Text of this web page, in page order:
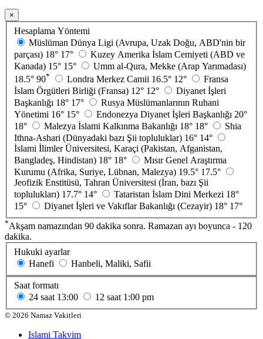
×
Hesaplama Yöntemi
Müslüman Dünya Ligi (Avrupa, Uzak Doğu, ABD'nin bir
parçası) 18° 17°
Kuzey Amerika İslam Cemiyeti (ABD ve
Kanada) 15° 15°
Umm al-Qura, Mekke (Arap Yarımadası)
18.5° 90* Londra Merkez Camii 16.5° 12°
Fransa
İslam Örgütleri Birliği (Fransa) 12° 12°
Diyanet İşleri
Başkanlığı 18° 17°
Rusya Müslümanlarının Ruhani
Yönetimi 16° 15° Endonezya Diyanet İşleri Başkanlığı 20°
18°
Malezya İslami Kalkınma Bakanlığı 18° 18°
Shia
Ithna-Ashari (Dünyadaki bazı Şii topluluklar) 16° 14°
İslami İlimler Üniversitesi, Karaçi (Pakistan, Afganistan,
Bangladeş, Hindistan) 18° 18°
Mısır Genel Araştırma
Kurumu (Afrika, Suriye, Lübnan, Malezya) 19.5° 17.5°
Jeofizik Enstitüsü, Tahran Üniversitesi (İran, bazı Şii
toplulukları) 17.7° 14° Tataristan İslam Dini Merkezi 18°
15°
Diyanet İşleri ve Vakıflar Bakanlığı (Cezayir) 18° 17°
*Akşam namazından 90 dakika sonra. Ramazan ayı boyunca - 120
dakika.
Hukuki ayarlar
Hanefi
Hanbeli, Maliki, Safii
Saat formatı
24 saat 13:00 12 saat 1:00 pm
© 2026 Namaz Vakitleri
Islami Takvim